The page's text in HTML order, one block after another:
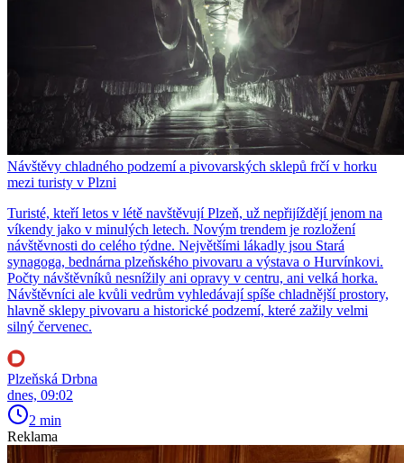
Návštěvy chladného podzemí a pivovarských sklepů frčí v horku
mezi turisty v Plzni
Turisté, kteří letos v létě navštěvují Plzeň, už nepřijíždějí jenom na
víkendy jako v minulých letech. Novým trendem je rozložení
návštěvnosti do celého týdne. Největšími lákadly jsou Stará
synagoga, bednárna plzeňského pivovaru a výstava o Hurvínkovi.
Počty návštěvníků nesnížily ani opravy v centru, ani velká horka.
Návštěvníci ale kvůli vedrům vyhledávají spíše chladnější prostory,
hlavně sklepy pivovaru a historické podzemí, které zažily velmi
silný červenec.
Plzeňská Drbna
dnes, 09:02
2 min
Reklama